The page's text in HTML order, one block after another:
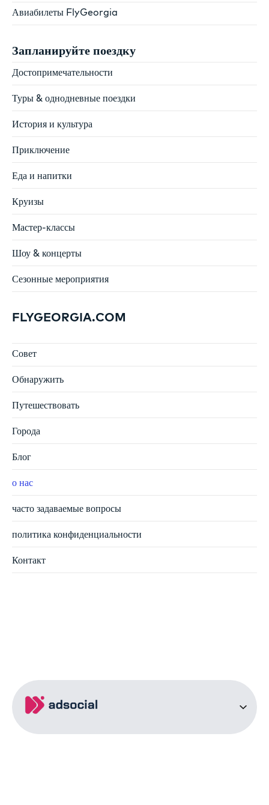
Авиабилеты FlyGeorgia
Запланируйте поездку
Достопримечательности
Туры & однодневные поездки
История и культура
Приключение
Еда и напитки
Круизы
Мастер-классы
Шоу & концерты
Сезонные мероприятия
FLYGEORGIA.COM
Совет
Обнаружить
Путешествовать
Города
Блог
о нас
часто задаваемые вопросы
политика конфиденциальности
Контакт